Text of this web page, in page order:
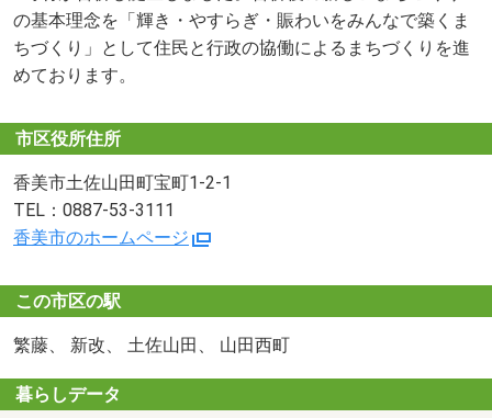
の基本理念を「輝き・やすらぎ・賑わいをみんなで築くま
ちづくり」として住民と行政の協働によるまちづくりを進
めております。
市区役所住所
香美市土佐山田町宝町1-2-1
TEL：0887-53-3111
香美市のホームページ
この市区の駅
繁藤、 新改、 土佐山田、 山田西町
暮らしデータ